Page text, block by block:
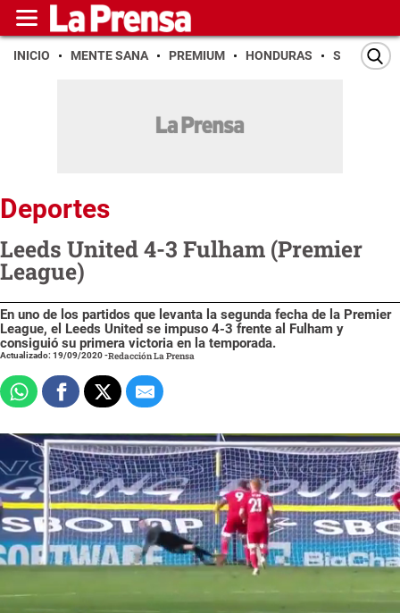
INICIO MENTE SANA PREMIUM HONDURAS SAN PEDRO
Deportes
Leeds United 4-3 Fulham (Premier
League)
En uno de los partidos que levanta la segunda fecha de la Premier
League, el Leeds United se impuso 4-3 frente al Fulham y
consiguió su primera victoria en la temporada.
Actualizado: 19/09/2020-Redacción La Prensa